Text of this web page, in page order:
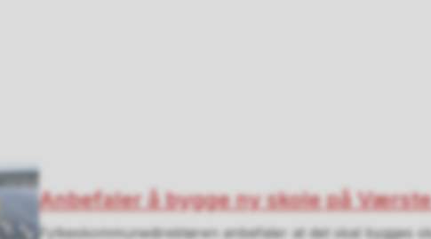
Anbefaler å bygge ny skole på
Fylkeskommunedirektøren anbefaler at det skal bygges